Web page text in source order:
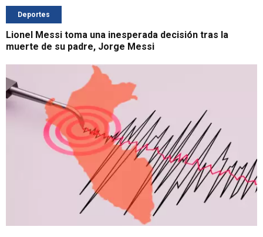
Deportes
Lionel Messi toma una inesperada decisión tras la
muerte de su padre, Jorge Messi